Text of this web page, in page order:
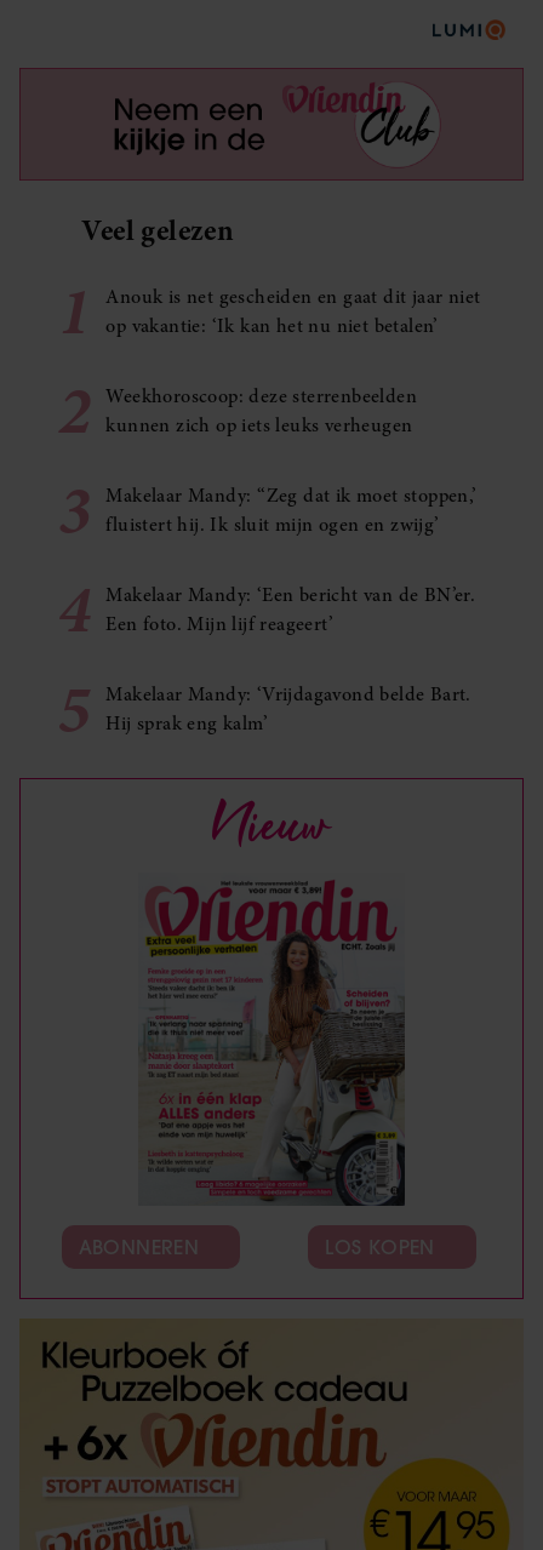
Veel gelezen
1
Anouk is net gescheiden en gaat dit jaar niet
op vakantie: ‘Ik kan het nu niet betalen’
2
Weekhoroscoop: deze sterrenbeelden
kunnen zich op iets leuks verheugen
3
Makelaar Mandy: ‘‘Zeg dat ik moet stoppen,’
fluistert hij. Ik sluit mijn ogen en zwijg’
4
Makelaar Mandy: ‘Een bericht van de BN’er.
Een foto. Mijn lijf reageert’
5
Makelaar Mandy: ‘Vrijdagavond belde Bart.
Hij sprak eng kalm’
Nieuw
ABONNEREN LOS KOPEN